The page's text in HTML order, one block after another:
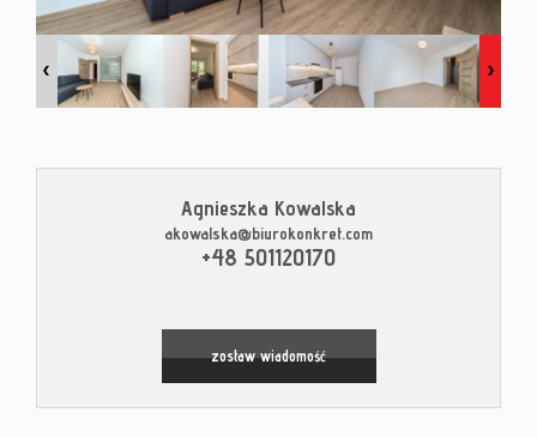
Leaflet © MapTiler©
Agnieszka Kowalska
akowalska@biurokonkret.com
+48 501120170
zostaw wiadomość